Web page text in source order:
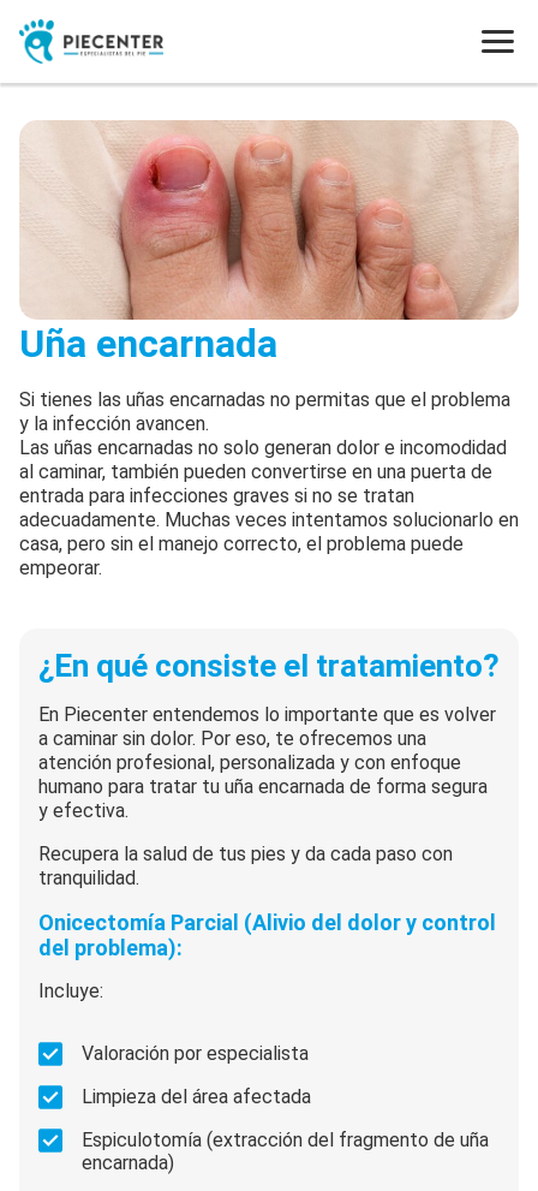
Uña encarnada
Si tienes las uñas encarnadas no permitas que el problema
y la infección avancen.
Las uñas encarnadas no solo generan dolor e incomodidad
al caminar, también pueden convertirse en una puerta de
entrada para infecciones graves si no se tratan
adecuadamente. Muchas veces intentamos solucionarlo en
casa, pero sin el manejo correcto, el problema puede
empeorar.
¿En qué consiste el tratamiento?
En Piecenter entendemos lo importante que es volver
a caminar sin dolor. Por eso, te ofrecemos una
atención profesional, personalizada y con enfoque
humano para tratar tu uña encarnada de forma segura
y efectiva.
Recupera la salud de tus pies y da cada paso con
tranquilidad.
Onicectomía Parcial (Alivio del dolor y control
del problema):
Incluye:
Valoración por especialista
Limpieza del área afectada
Espiculotomía (extracción del fragmento de uña
encarnada)